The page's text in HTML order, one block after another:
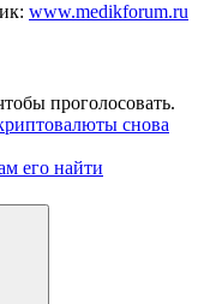
www.medikforum.ru
проголосовать.
снова
его найти